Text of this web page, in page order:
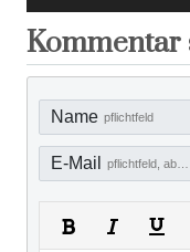
Kommentar
Name pflichtfeld
E-Mail